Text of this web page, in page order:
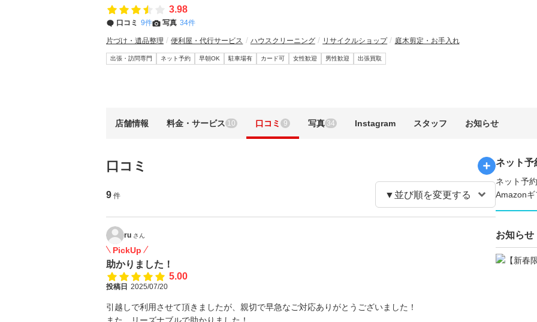
3.98
口コミ 9件 写真 34件
片づけ・遺品整理 便利屋・代行サービス ハウスクリーニング リサイクルショップ 庭木剪定・お手入れ
出張・訪問専門 ネット予約 早朝OK 駐車場有 カード可 女性歓迎 男性歓迎 出張買取
店舗情報 料金・サービス 10 口コミ 9 写真 34 Instagram スタッフ お知らせ
口コミ
9 件
ru さん
PickUp
助かりました！
5.00
投稿日 2025/07/20
引越しで利用させて頂きましたが、親切で早急なご対応ありがとうございました！
ネット予
ネット予
Amazonギ
お知らせ